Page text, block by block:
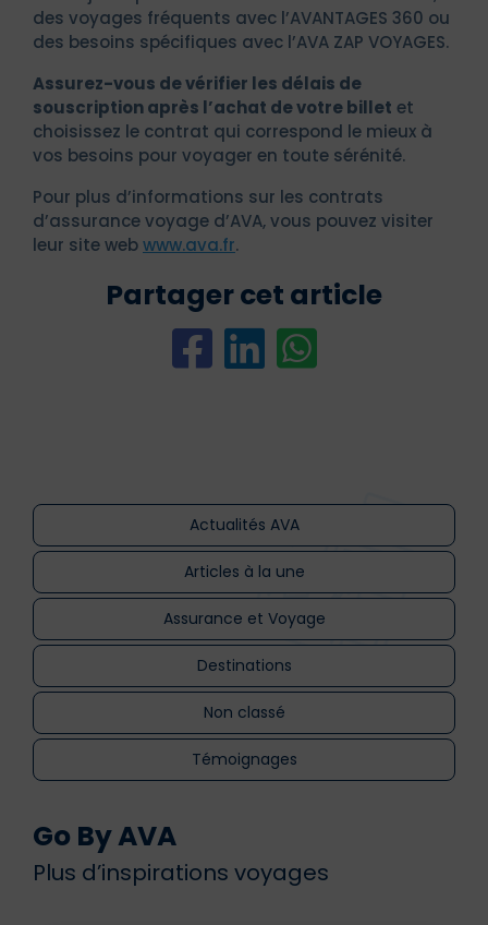
des voyages fréquents avec l’AVANTAGES 360 ou
des besoins spécifiques avec l’AVA ZAP VOYAGES.
Assurez-vous de vérifier les délais de
souscription après l’achat de votre billet et
choisissez le contrat qui correspond le mieux à
vos besoins pour voyager en toute sérénité.
Pour plus d’informations sur les contrats
d’assurance voyage d’AVA, vous pouvez visiter
leur site webwww.ava.fr.
Partager cet article
Actualités AVA
Articles à la une
Assurance et Voyage
Destinations
Non classé
Témoignages
Go By AVA
Plus d’inspirations voyages